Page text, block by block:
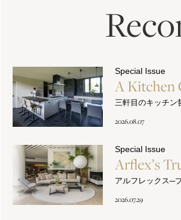
Special Issue
A Kitchen
三軒目のキッチン
2026.08.07
Special Issue
Arflex’s
アルフレックス─
2026.07.29